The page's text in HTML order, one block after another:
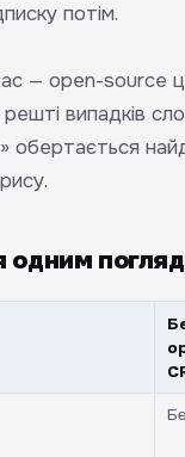
потім.
— open-source
випадків
обертається
одним